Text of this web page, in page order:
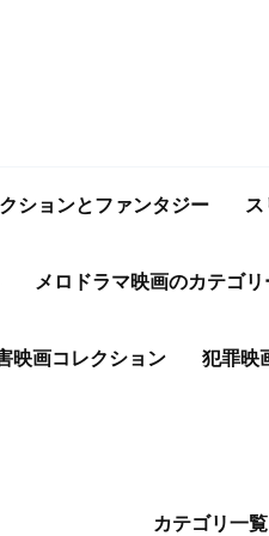
ションとファンタジー ス
メロドラマ映画のカテゴリ
映画コレクション 犯罪映
カテゴリ一覧